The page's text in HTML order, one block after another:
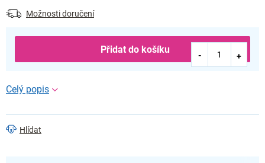
Možnosti doručení
Přidat do košíku
Hlídat